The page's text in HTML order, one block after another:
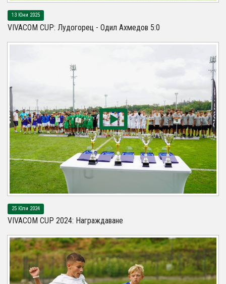
13 Юни 2025
VIVACOM CUP: Лудогорец - Одил Ахмедов 5:0
25 Юли 2024
VIVACOM CUP 2024: Награждаване